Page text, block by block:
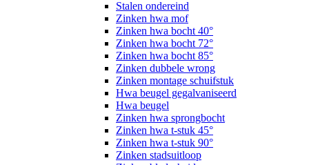
Stalen ondereind
Zinken hwa mof
Zinken hwa bocht 40°
Zinken hwa bocht 72°
Zinken hwa bocht 85°
Zinken dubbele wrong
Zinken montage schuifstuk
Hwa beugel gegalvaniseerd
Hwa beugel
Zinken hwa sprongbocht
Zinken hwa t-stuk 45°
Zinken hwa t-stuk 90°
Zinken stadsuitloop